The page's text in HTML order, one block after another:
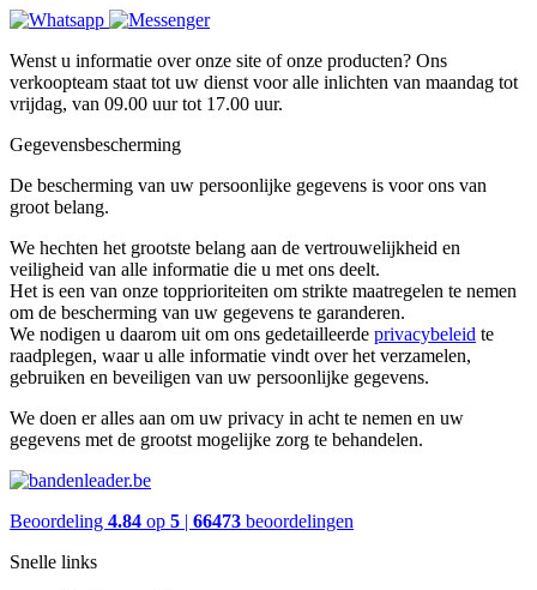
Wenst u informatie over onze site of onze producten? Ons
verkoopteam staat tot uw dienst voor alle inlichten van maandag tot
vrijdag, van 09.00 uur tot 17.00 uur.
Gegevensbescherming
De bescherming van uw persoonlijke gegevens is voor ons van
groot belang.
We hechten het grootste belang aan de vertrouwelijkheid en
veiligheid van alle informatie die u met ons deelt.
Het is een van onze topprioriteiten om strikte maatregelen te nemen
om de bescherming van uw gegevens te garanderen.
We nodigen u daarom uit om ons gedetailleerde privacybeleid te
raadplegen, waar u alle informatie vindt over het verzamelen,
gebruiken en beveiligen van uw persoonlijke gegevens.
We doen er alles aan om uw privacy in acht te nemen en uw
gegevens met de grootst mogelijke zorg te behandelen.
Beoordeling 4.84 op 5 | 66473 beoordelingen
Snelle links